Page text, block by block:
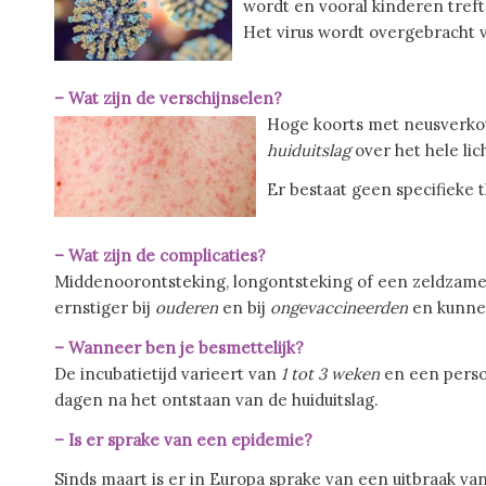
wordt en vooral kinderen
Het virus wordt overgebracht
– Wat zijn de verschijnselen?
Hoge koorts met
huiduitslagover het hele
Er bestaat geen specifieke
– Wat zijn de complicaties?
Middenoorontsteking, longontsteking of een
ernstiger bij ouderen en bij ongevaccineerden en
– Wanneer ben je besmettelijk?
De incubatietijd varieert van 1 tot 3 weken en een
dagen na het ontstaan van de huiduitslag.
– Is er sprake van een epidemie?
Sinds maart is er in Europa sprake van een uitbraak